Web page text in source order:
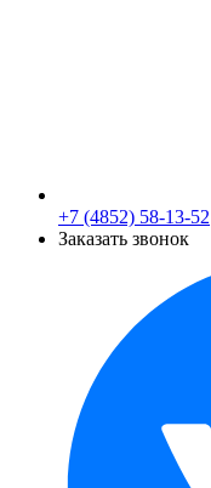
+7 (4852) 58-13-52
Заказать звонок